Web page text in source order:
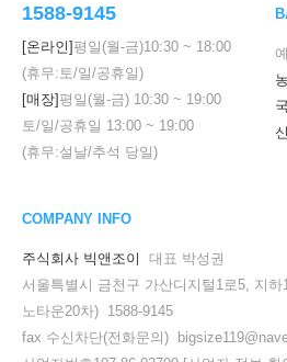
1588-9145
[온라인]평일(월-금)10:30 ~ 18:00
(휴무:토/일/공휴일)
[매장]평일(월-금) 10:30 ~ 19:00
토/일/공휴일 13:00 ~ 19:00
(휴무:설날/추석 당일)
COMPANY INFO
주식회사 빅앤조이
대표 박성권
서울특별시 금천구 가산디지털1로5, 지
노타운20차) 1588-9145
fax 수신차단(전화문의)